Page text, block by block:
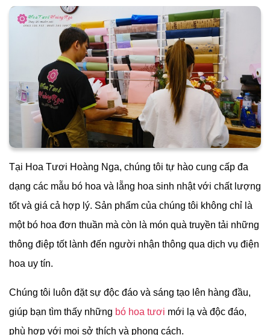
Tại Hoa Tươi Hoàng Nga, chúng tôi tự hào cung cấp đa
dạng các mẫu bó hoa và lẵng hoa sinh nhật với chất lượng
tốt và giá cả hợp lý. Sản phẩm của chúng tôi không chỉ là
một bó hoa đơn thuần mà còn là món quà truyền tải những
thông điệp tốt lành đến người nhận thông qua dịch vụ điện
hoa uy tín.
Chúng tôi luôn đặt sự độc đáo và sáng tạo lên hàng đầu,
giúp bạn tìm thấy những bó hoa tươi mới lạ và độc đáo,
phù hợp với mọi sở thích và phong cách.